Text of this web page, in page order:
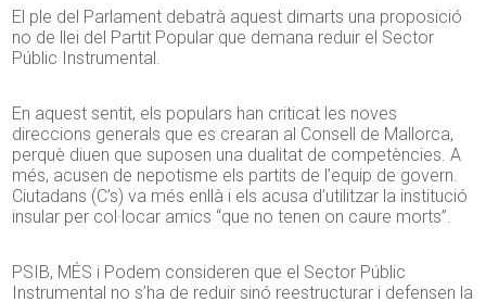
El ple del Parlament debatrà aquest dimarts una proposició
no de llei del Partit Popular que demana reduir el Sector
Públic Instrumental.
En aquest sentit, els populars han criticat les noves
direccions generals que es crearan al Consell de Mallorca,
perquè diuen que suposen una dualitat de competències. A
més, acusen de nepotisme els partits de l’equip de govern.
Ciutadans (C’s) va més enllà i els acusa d’utilitzar la institució
insular per col·locar amics “que no tenen on caure morts”.
PSIB, MÉS i Podem consideren que el Sector Públic
Instrumental no s’ha de reduir sinó reestructurar i defensen la